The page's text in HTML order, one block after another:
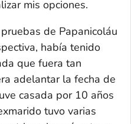
mis opciones.
de Papanicoláu
había tenido
que fuera tan
adelantar la fecha de
casada por 10 años
tuvo varias